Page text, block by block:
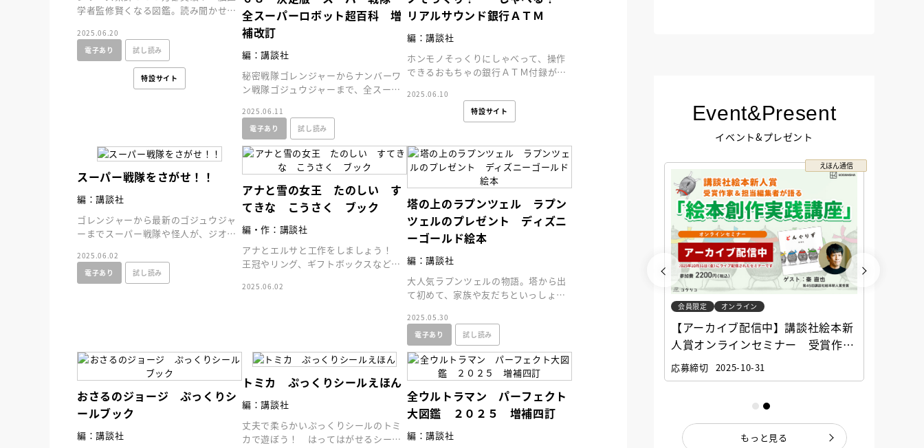
学者監修賢くなる図鑑。読み聞かせも
覚的に理解できる新図鑑
2025.06.20
電子あり
試し読み
特設サイト
全スーパーロボット超百科 増
補改訂
編：講談社
秘密戦隊ゴレンジャーからナンバーワ
ン戦隊ゴジュウジャーまで、全スーパ
結集した決定版！
2025.06.11
電子あり
試し読み
リアルサウンド銀行ＡＴＭ
編：講談社
ホンモノそっくりにしゃべって、操作
できるおもちゃの銀行ＡＴＭ付録が付
ついて金融知育にも！
2025.06.10
特設サイト
スーパー戦隊をさがせ！！
編：講談社
ゴレンジャーから最新のゴジュウジャ
ーまでスーパー戦隊や怪人が、ジオラ
ら子供まで楽しめる１冊
2025.06.02
電子あり
試し読み
アナと雪の女王 たのしい す
てきな こうさく ブック
編・作：講談社
アナとエルサと工作をしましょう！
王冠やリング、ギフトボックスなどを
す。
2025.06.02
塔の上のラプンツェル ラプン
ツェルのプレゼント ディズニ
ーゴールド絵本
編：講談社
大人気ラプンツェルの物語。塔から出
て初めて、家族や友だちといっしょに
になれるお話です。
2025.05.30
電子あり
試し読み
おさるのジョージ ぷっくりシ
ールブック
編：講談社
トミカ ぷっくりシールえほん
編：講談社
丈夫で柔らかいぷっくりシールのトミ
カで遊ぼう！ はってはがせるシール
全ウルトラマン パーフェクト
大図鑑 ２０２５ 増補四訂
編：講談社
Event&Present
イベント&プレゼント
えほん通信
【アーカイブ配信中】講談社絵本新
人賞オンラインセミナー 受賞作家
と担当編集者が語る「絵本創作実践
講座」
応募締切 2025-10-31
アーカイブ配信中【第67回講談社児
童文学新人賞】受賞作家と前選考委
員に聞く「児童文学創作セミナー」
えほん通信
会員限定 オンライン
【アーカイブ配信中】講談社絵本新
人賞オンラインセミナー 受賞作家
と担当編集者が語る「絵本創作実践
講座」
応募締切 2025-10-31
もっと見る